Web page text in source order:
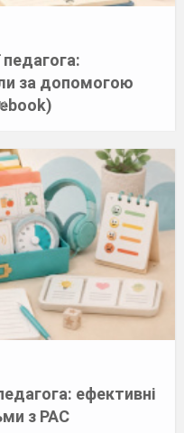
педагога:
за допомогою
ефективні
з РАС